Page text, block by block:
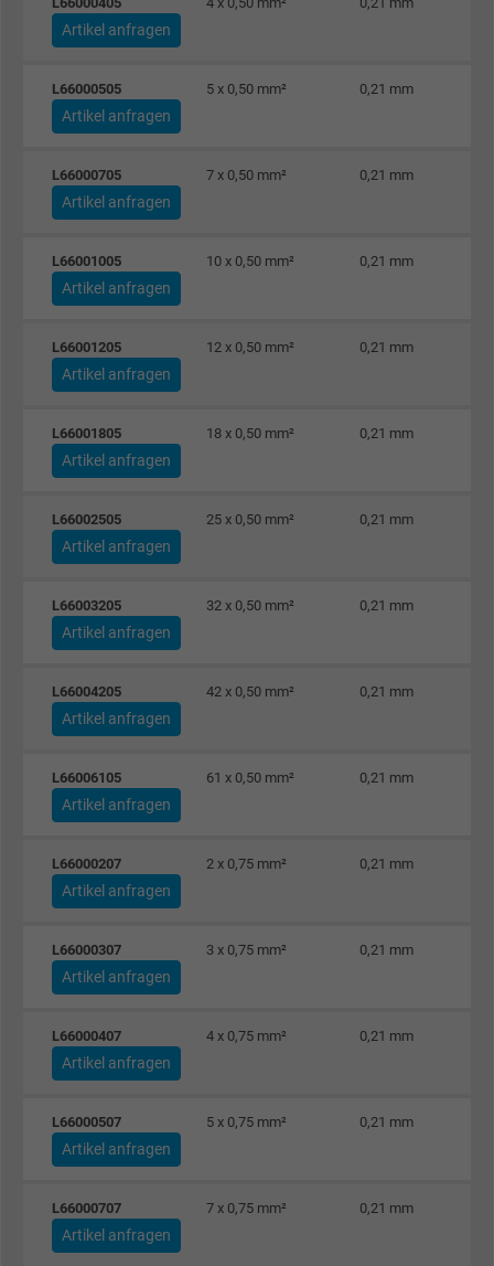
Artikel anfragen
L66000505 5 x 0,50 mm² 0,21 mm
Artikel anfragen
L66000705 7 x 0,50 mm² 0,21 mm
Artikel anfragen
L66001005 10 x 0,50 mm² 0,21 mm
Artikel anfragen
L66001205 12 x 0,50 mm² 0,21 mm
Artikel anfragen
L66001805 18 x 0,50 mm² 0,21 mm
Artikel anfragen
L66002505 25 x 0,50 mm² 0,21 mm
Artikel anfragen
L66003205 32 x 0,50 mm² 0,21 mm
Artikel anfragen
L66004205 42 x 0,50 mm² 0,21 mm
Artikel anfragen
L66006105 61 x 0,50 mm² 0,21 mm
Artikel anfragen
L66000207 2 x 0,75 mm² 0,21 mm
Artikel anfragen
L66000307 3 x 0,75 mm² 0,21 mm
Artikel anfragen
L66000407 4 x 0,75 mm² 0,21 mm
Artikel anfragen
L66000507 5 x 0,75 mm² 0,21 mm
Artikel anfragen
L66000707 7 x 0,75 mm² 0,21 mm
Artikel anfragen